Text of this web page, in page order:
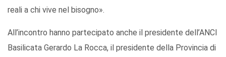
reali a chi vive nel bisogno».
All’incontro hanno partecipato anche il presidente dell’ANCI
Basilicata Gerardo La Rocca, il presidente della Provincia di